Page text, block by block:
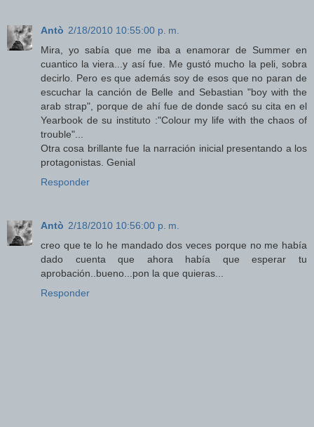
Antò 2/18/2010 10:55:00 p. m.
Mira, yo sabía que me iba a enamorar de Summer en
cuantico la viera...y así fue. Me gustó mucho la peli, sobra
decirlo. Pero es que además soy de esos que no paran de
escuchar la canción de Belle and Sebastian "boy with the
arab strap", porque de ahí fue de donde sacó su cita en el
Yearbook de su instituto :"Colour my life with the chaos of
trouble"...
Otra cosa brillante fue la narración inicial presentando a los
protagonistas. Genial
Responder
Antò 2/18/2010 10:56:00 p. m.
creo que te lo he mandado dos veces porque no me había
dado cuenta que ahora había que esperar tu
aprobación..bueno...pon la que quieras...
Responder